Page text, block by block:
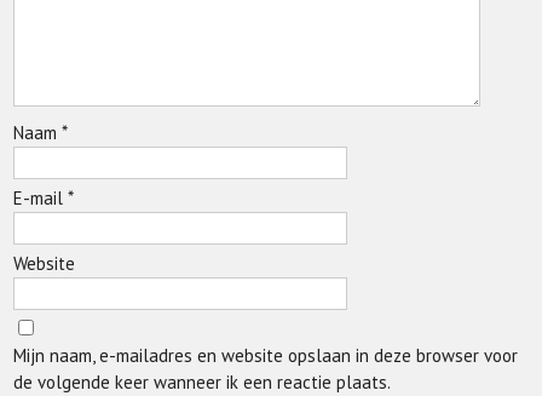
Naam*
E-mail*
Website
Mijn naam, e-mailadres en website opslaan in deze browser voor
de volgende keer wanneer ik een reactie plaats.